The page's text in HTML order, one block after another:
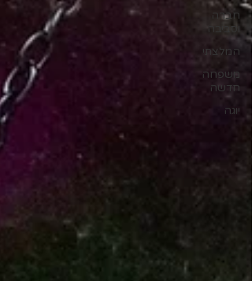
חברה
וסביבה
המלצתי
משפחה
חדשה
יוגה